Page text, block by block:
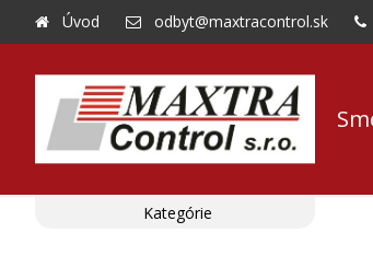
Úvod odbyt@maxtracontrol.sk
Kategórie